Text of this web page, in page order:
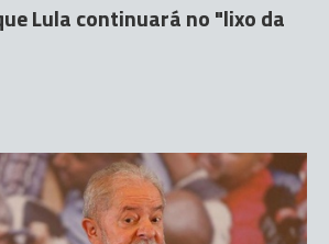
Lula continuará no "lixo da